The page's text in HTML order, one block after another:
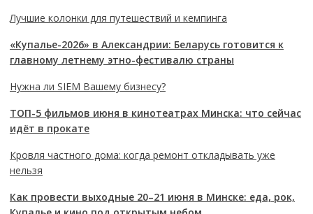
Лучшие колонки для путешествий и кемпинга
«Купалье-2026» в Александрии: Беларусь готовится к
главному летнему этно-фестивалю страны
Нужна ли SIEM Вашему бизнесу?
ТОП-5 фильмов июня в кинотеатрах Минска: что сейчас
идёт в прокате
Кровля частного дома: когда ремонт откладывать уже
нельзя
Как провести выходные 20–21 июня в Минске: еда, рок,